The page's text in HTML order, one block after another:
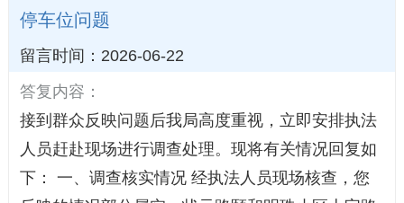
停车位问题
留言时间：2026-06-22
答复内容：
接到群众反映问题后我局高度重视，立即安排执法
人员赶赴现场进行调查处理。现将有关情况回复如
下： 一、调查核实情况 经执法人员现场核查，您